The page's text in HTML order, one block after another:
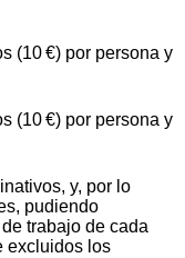
(10 €) por persona y
(10 €) por persona y
y, por lo
pudiendo
trabajo de cada
excluidos los